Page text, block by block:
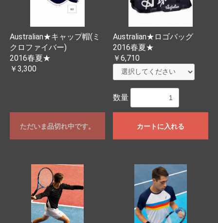
Australian★キャップ帽(ミ
クロファイバー)
2016春夏★
￥3,300
ただいま品切れ中です。
Australian★ロゴバッグ
2016春夏★
￥6,710
数量
カートに入れる
お買い物を続ける カートへ進む